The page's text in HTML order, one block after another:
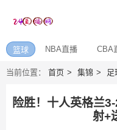
篮球 NBA直播 CBA
当前位置： 首页 集锦 足
险胜！十人英格兰
射+